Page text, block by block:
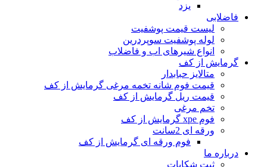
یزد
فاضلابی
لیست قیمت پوشفیت
لوله پوشفیت سوپردرین
انواع شیرهای اب و فاضلاب
گرمایش از کف
متالایز حبابدار
قیمت فوم شانه تخمه مرغی گرمایش از کف
قیمت ریل گرمایش از کف
تخم مرغی
فوم xpe گرمایش از کف
ورقه ای 2سانت
فوم ورقه ای گرمایش از کف
درباره ما
ثبت شکایات